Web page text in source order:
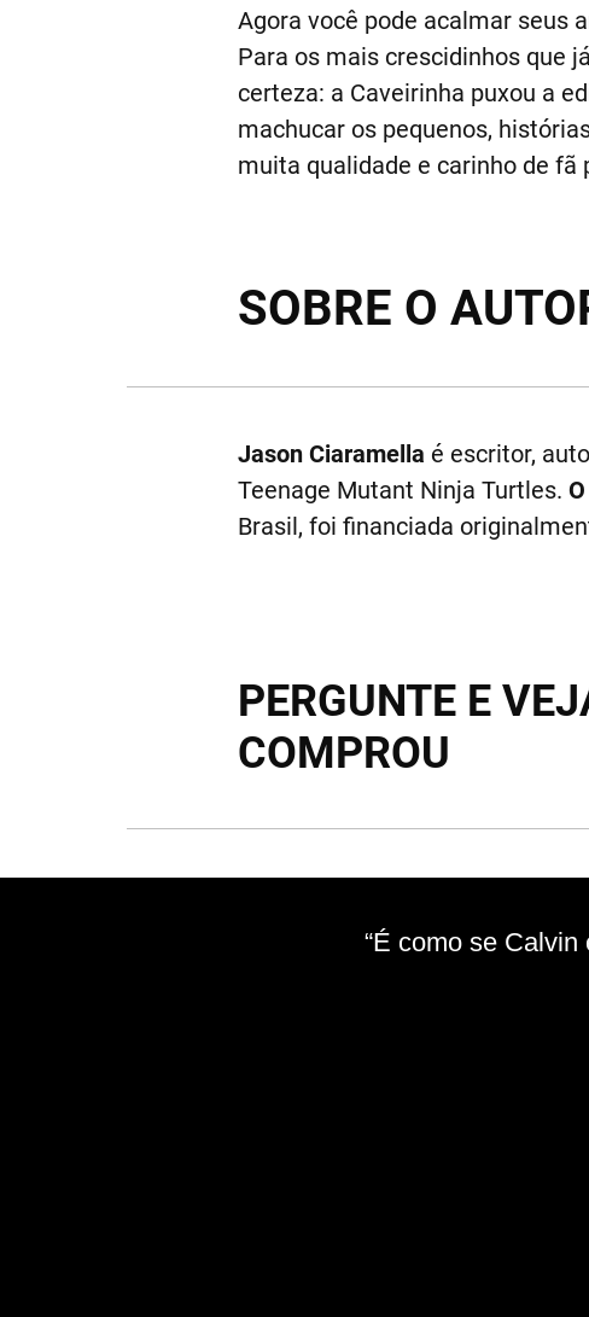
Agora você pode acalmar seus
Para os mais crescidinhos que
certeza: a Caveirinha puxou a
machucar os pequenos,
muita qualidade e carinho de fã
SOBRE O
Jason Ciaramella é escritor,
Teenage Mutant Ninja Turtles.
Brasil, foi financiada
PERGUNTE E
COMPROU
“É como se